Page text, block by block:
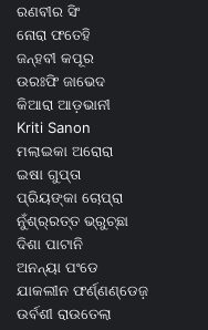
ରଣବୀର ସିଂ
ନୋରା ଫତେହି
ଜନ୍ହବୀ କପୂର
ଉରଃଫି ଜାଭେଦ
କିଆରା ଆଡ଼ଭାନୀ
Kriti Sanon
ମଲାଇକା ଅରୋରା
ଇଷା ଗୁପ୍ତା
ପ୍ରିୟଙ୍କା ଚୋପ୍ରା
ନୁଁଶ୍ର୍ରତ୍ତ ଭ୍ରୁଚ୍ଛା
ଦିଶା ପାଟାନି
ଅନନ୍ୟା ପଂଡେ
ଯାକଲୀନ ଫର୍ଣ୍ଣଣ୍ଡେଜ଼
ଉର୍ବଶୀ ରାଉତେଲା